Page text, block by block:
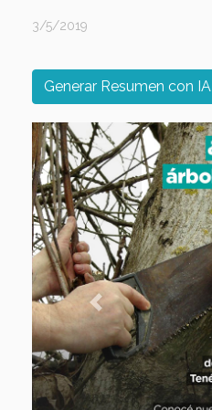
3/5/2019
Generar Resumen con IA
Previous